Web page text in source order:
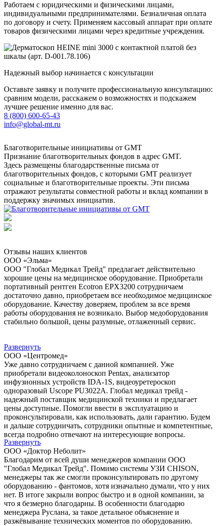
Работаем с юридическими и физическими лицами,
индивидуальными предпринимателями. Безналичная оплата
по договору и счету. Применяем кассовый аппарат при оплате
товаров физическими лицами через кредитные учреждения.
Надежный выбор начинается с консультации
Оставьте заявку и получите профессиональную консультацию:
сравним модели, расскажем о возможностях и подскажем
лучшее решение именно для вас.
8 (800) 600-65-43
info@global-mt.ru
Благотворительные инициативы от GMT
Признание благотворительных фондов в адрес GMT.
Здесь размещены благодарственные письма от
благотворительных фондов, с которыми GMT реализует
социальные и благотворительные проекты. Эти письма
отражают результаты совместной работы и вклад компании в
поддержку значимых инициатив.
Отзывы наших клиентов
ООО «Эльма»
ООО "Глобал Медикал Трейд" предлагает действительно
хорошие цены на медицинское оборудование. Приобретали
портативный рентген Ecotron EPX3200 сотрудничаем
достаточно давно, приобретаем все необходимое медицинское
оборудование. Качеству доверяем, проблем за все время
работы оборудования не возникало. Выбор медоборудования
стабильно большой, цены разумные, отлаженный сервис.
Развернуть
ООО «Центромед»
Уже давно сотрудничаем с данной компанией. Уже
приобретали видеоколоноскоп Pentax, анализатор
инфузионных устройств IDA-1S, видеоуретероскоп
одноразовый Uscope PU3022A. Глобал медикал трейд -
надежный поставщик медицинской техники и предлагает
цены доступные. Помогли ввести в эксплуатацию и
проконсультировали, как использовать, дали гарантию. Будем
и дальше сотрудничать, сотрудники опытные и компетентные,
всегда подробно отвечают на интересующие вопросы.
Развернуть
ООО «Доктор Неболит»
Благодарим от всей души менеджеров компании ООО
"Глобал Медикал Трейд". Помимо системы УЗИ CHISON,
менеджеры так же смогли проконсультировать по другому
оборудованию - фантомов, хотя изначально думали, что у них
нет. В итоге закрыли вопрос быстро и в одной компании, за
что я безмерно благодарны. В особенности благодарю
менеджера Руслана, за такое детальное объяснение и
разжёвывание технических моментов по оборудованию.